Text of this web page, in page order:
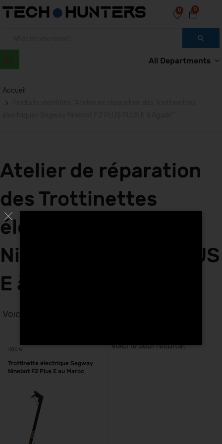
0
0
All Departments
Accueil
Atelier de réparation
des Trottinettes
électriques Segway
Ninebot F2 PLUS PLUS
E à Agadir
Voici le seul résultat
400 W
Trottinette électrique Segway
Ninebot F2 Plus E au Maroc
Voici le seul résultat